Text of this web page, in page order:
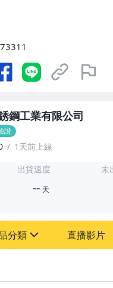
鋼工業有限公司
證
1天前上線
出貨速度
-- 天
未
分類 直播影片